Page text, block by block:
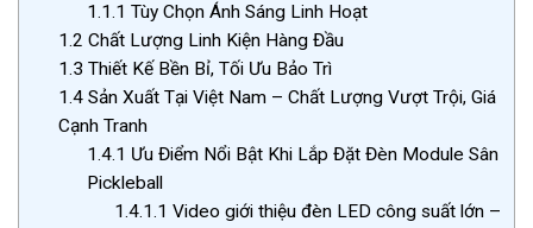
1.1.1 Tùy Chọn Ánh Sáng Linh Hoạt
1.2 Chất Lượng Linh Kiện Hàng Đầu
1.3 Thiết Kế Bền Bỉ, Tối Ưu Bảo Trì
1.4 Sản Xuất Tại Việt Nam – Chất Lượng Vượt Trội, Giá
Cạnh Tranh
1.4.1 Ưu Điểm Nổi Bật Khi Lắp Đặt Đèn Module Sân
Pickleball
1.4.1.1 Video giới thiệu đèn LED công suất lớn –